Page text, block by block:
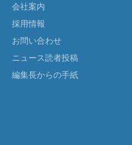
会社案内
採用情報
お問い合わせ
ニュース読者投稿
編集長からの手紙